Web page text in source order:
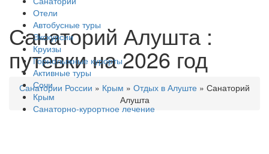
Отели
Автобусные туры
Экскурсии
Круизы
Горнолыжные курорты
Активные туры
Сочи
Крым
Санаторно-курортное лечение
Санаторий Алушта :
путевки на 2026 год
Санатории России » Крым » Отдых в Алуште » Санаторий
Алушта